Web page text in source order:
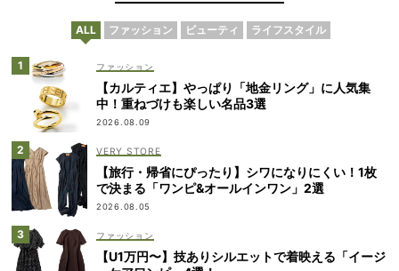
ALL ファッション ビューティ ライフスタイル
ファッション
【カルティエ】やっぱり「地金リング」に人気集
中！重ねづけも楽しい名品3選
2026.08.09
VERY STORE
【旅行・帰省にぴったり】シワになりにくい！1枚
で決まる「ワンピ&オールインワン」2選
2026.08.05
ファッション
【U1万円〜】技ありシルエットで着映える「イージ